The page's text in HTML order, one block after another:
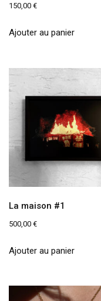
150,00 €
Ajouter au panier
La maison #1
500,00 €
Ajouter au panier